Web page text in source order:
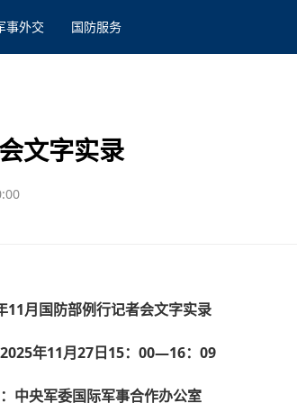
事外交 国防服务
文字实录
11月国防部例行记者会文字实录
年11月27日15：00—16：09
中央军委国际军事合作办公室